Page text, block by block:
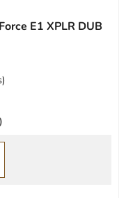
E1 XPLR DUB
)